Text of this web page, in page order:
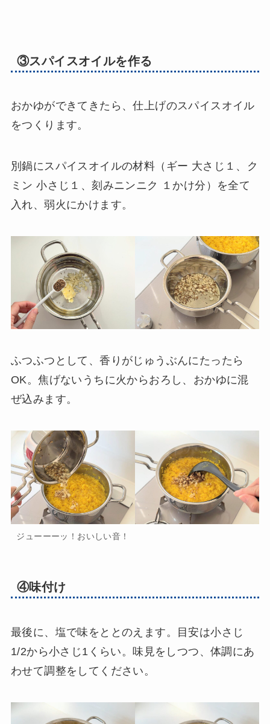
③スパイスオイルを作る
おかゆができてきたら、仕上げのスパイスオイル
をつくります。
別鍋にスパイスオイルの材料（ギー 大さじ１、ク
ミン 小さじ１、刻みニンニク １かけ分）を全て
入れ、弱火にかけます。
ふつふつとして、香りがじゅうぶんにたったら
OK。焦げないうちに火からおろし、おかゆに混
ぜ込みます。
ジューーーッ！おいしい音！
④味付け
最後に、塩で味をととのえます。目安は小さじ
1/2から小さじ1くらい。味見をしつつ、体調にあ
わせて調整をしてください。